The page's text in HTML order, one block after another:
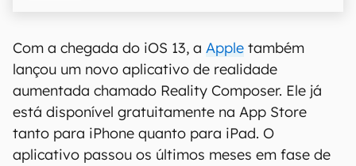
Com a chegada do iOS 13, a Apple também
lançou um novo aplicativo de realidade
aumentada chamado Reality Composer. Ele já
está disponível gratuitamente na App Store
tanto para iPhone quanto para iPad. O
aplicativo passou os últimos meses em fase de